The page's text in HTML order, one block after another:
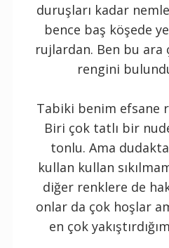
duruşları kadar
bence baş köşede
rujlardan. Ben bu ara
rengini
Tabiki benim efsane
Biri çok tatlı bir
tonlu. Ama
kullan kullan
diğer renklere de
onlar da çok hoşlar
en çok